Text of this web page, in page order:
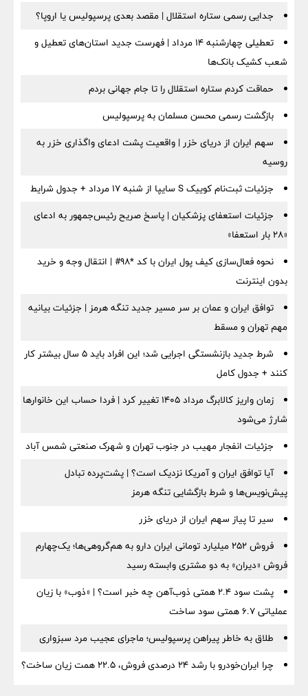
جدایی رسمی ستاره استقلال | مقصد بعدی پرسپولیس یا اروپا؟
تعطیلی چهارشنبه ۱۴ مرداد | فهرست جدید استان‌های تعطیل و
شعب کشیک بانک‌ها
حماقت کردم ستاره استقلال را تا جام جهانی بردم
بازگشت رسمی محسن مسلمان به پرسپولیس
سهم ایران از دریای خزر | واقعیت پشت ادعای واگذاری خزر به
روسیه
جزئیات ثبت‌نام کوییک S سایپا از شنبه ۱۷ مرداد + جدول شرایط
جزئیات استعفای پزشکیان | پاسخ صریح رئیس‌جمهور به ادعای
«۲۸ بار استعفا»
نحوه فعال‌سازی کیف پول ایران با کد *98# | انتقال وجه و خرید
بدون اینترنت
توافق ایران و عمان بر سر مسیر جدید تنگه هرمز | جزئیات بیانیه
مهم تهران و مسقط
شرط جدید بازنشستگی اجرایی شد؛ این افراد باید ۵ سال بیشتر کار
کنند + جدول کامل
زمان واریز کالابرگ مرداد ۱۴۰۵ تغییر کرد | فردا حساب این خانوارها
شارژ می‌شود
جزئیات انفجار مهیب در جنوب تهران و شهرک صنعتی شمس آباد
آیا توافق ایران و آمریکا نزدیک است؟ | پشت‌پرده تبادل
پیش‌نویس‌ها و شرط بازگشایی تنگه هرمز
سیر تا پیاز سهم ایران از دریای خزر
فروش ۲۵۲ میلیارد تومانی ایران دارو به هم‌گروهی‌ها؛ یک‌چهارم
فروش «دیران» به دو مشتری وابسته رسید
پشت سود ۲.۴ همتی ذوب‌آهن چه خبر است؟ | «ذوب» با زیان
عملیاتی ۶.۷ همتی سود ساخت
طلاق به خاطر پیراهن پرسپولیس؛ ماجرای عجیب مرد سبزواری
چرا ایران‌خودرو با رشد ۲۴ درصدی فروش، ۲۲.۵ همت زیان ساخت؟